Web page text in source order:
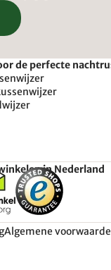
de perfecte
in Nederland
Algemene